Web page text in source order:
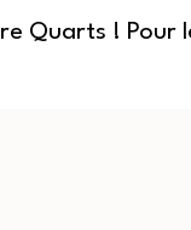
Quarts ! Pour